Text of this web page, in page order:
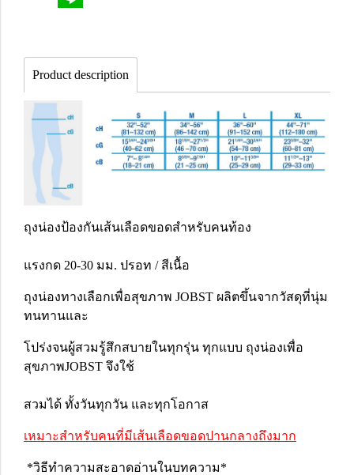
Product description
ถุงน่องป้องกันเส้นเลือดขอดสำหรับคนท้อง
แรงกด 20-30 มม. ปรอท / สีเนื้อ
ถุงน่องทางเลือกเพื่อสุขภาพ JOBST ผลิตขึ้นจากวัสดุที่นุ่ม
ทนทานและ
โปร่งจนผู้สวมรู้สึกสบายในทุกรุ่น ทุกแบบ ถุงน่องเพื่อ
สุขภาพJOBST จึงใช้
สวมได้ ทั้งวันทุกวัน และทุกโอกาส
เหมาะสำหรับคนที่มีเส้นเลือดขอดปานกลางถึงมาก
*วิธีทำความสะอาดอ่านในบทความ*